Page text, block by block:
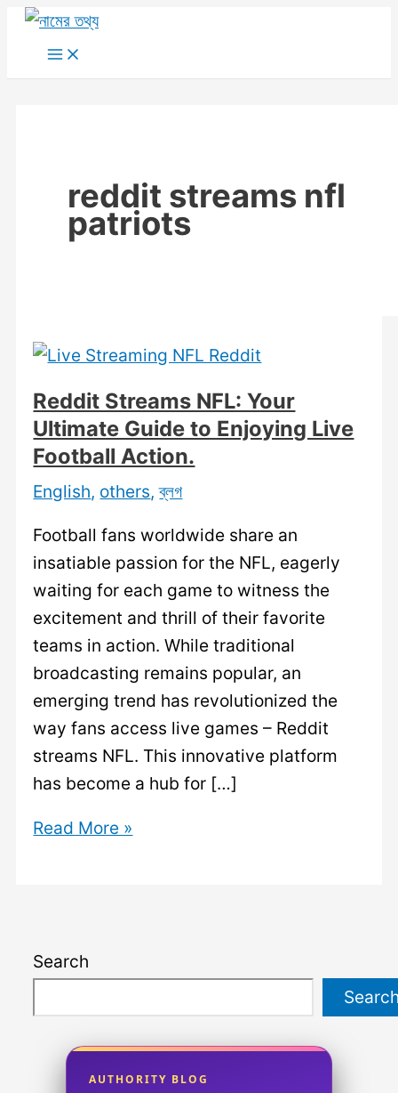
Skip
content
Main
reddit streams nfl
patriots
Reddit Streams NFL: Your
Ultimate Guide to Enjoying Live
Football Action.
English, others,ব্লগ
Football fans worldwide share an
insatiable passion for the NFL, eagerly
waiting for each game to witness the
excitement and thrill of their favorite
teams in action. While traditional
broadcasting remains popular, an
emerging trend has revolutionized the
way fans access live games – Reddit
streams NFL. This innovative platform
has become a hub for […]
Reddit
Guide
Enjoying
Football
Read More »
Search
AUTHORITY BLOG